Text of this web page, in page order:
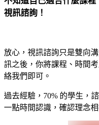
視訊諮詢！
放心，視訊諮詢只是雙向
訊之後，你將課程、時間
絡我們即可。
過去經驗，70% 的學生，
一點時間認識，確認理念